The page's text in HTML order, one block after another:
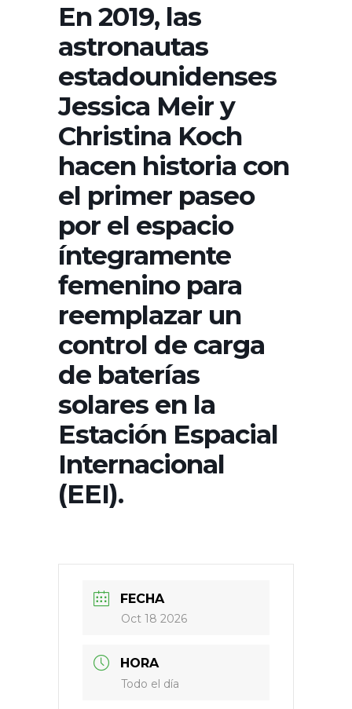
En 2019, las
astronautas
estadounidenses
Jessica Meir y
Christina Koch
hacen historia con
el primer paseo
por el espacio
íntegramente
femenino para
reemplazar un
control de carga
de baterías
solares en la
Estación Espacial
Internacional
(EEI).
FECHA
Oct 18 2026
HORA
Todo el día